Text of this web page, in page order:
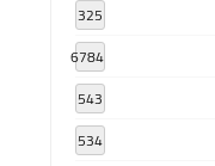
325
6784
543
534